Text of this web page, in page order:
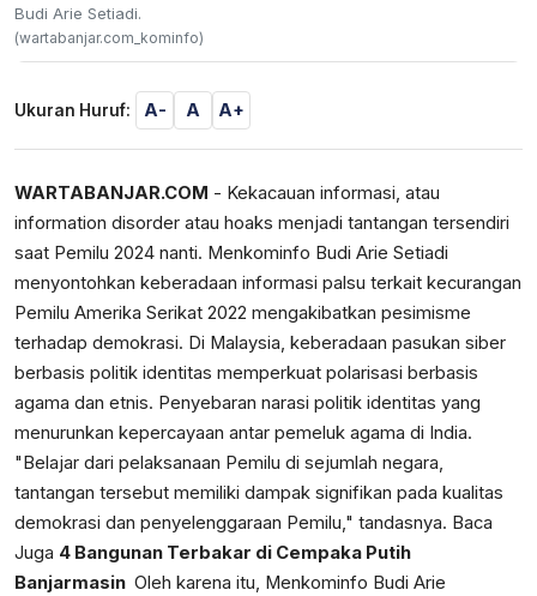
Budi Arie Setiadi.
(wartabanjar.com_kominfo)
Ukuran Huruf: A- A A+
WARTABANJAR.COM - Kekacauan informasi, atau
information disorder atau hoaks menjadi tantangan tersendiri
saat Pemilu 2024 nanti. Menkominfo Budi Arie Setiadi
menyontohkan keberadaan informasi palsu terkait kecurangan
Pemilu Amerika Serikat 2022 mengakibatkan pesimisme
terhadap demokrasi. Di Malaysia, keberadaan pasukan siber
berbasis politik identitas memperkuat polarisasi berbasis
agama dan etnis. Penyebaran narasi politik identitas yang
menurunkan kepercayaan antar pemeluk agama di India.
"Belajar dari pelaksanaan Pemilu di sejumlah negara,
tantangan tersebut memiliki dampak signifikan pada kualitas
demokrasi dan penyelenggaraan Pemilu," tandasnya. Baca
Juga 4 Bangunan Terbakar di Cempaka Putih
Banjarmasin Oleh karena itu, Menkominfo Budi Arie